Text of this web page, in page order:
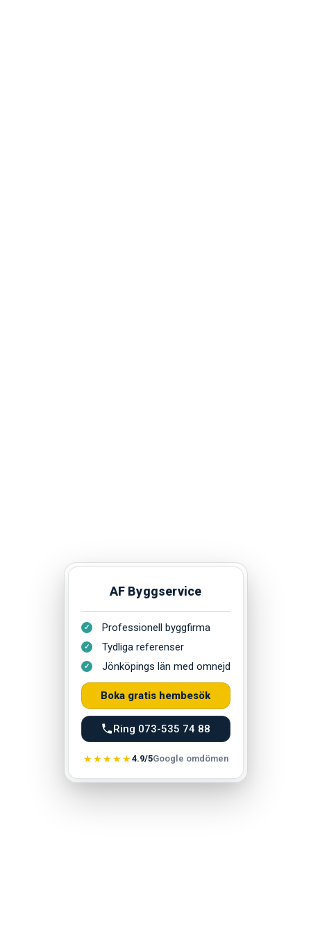
AF Byggservice
Professionell byggfirma
Tydliga referenser
Jönköpings län med omnejd
Boka gratis hembesök
Ring 073-535 74 88
★★★★★4.9/5Google omdömen